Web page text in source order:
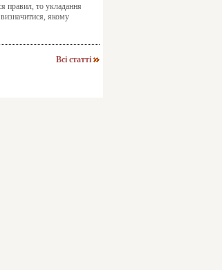
правил, то укладання
якому
Всі статті